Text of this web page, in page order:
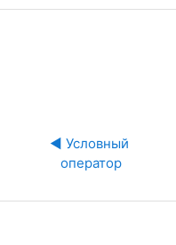
◀︎ Условный
оператор